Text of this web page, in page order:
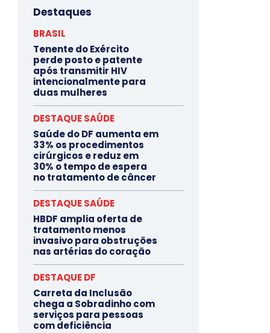
Destaques
BRASIL
Tenente do Exército
perde posto e patente
após transmitir HIV
intencionalmente para
duas mulheres
DESTAQUE SAÚDE
Saúde do DF aumenta em
33% os procedimentos
cirúrgicos e reduz em
30% o tempo de espera
no tratamento de câncer
DESTAQUE SAÚDE
HBDF amplia oferta de
tratamento menos
invasivo para obstruções
nas artérias do coração
DESTAQUE DF
Carreta da Inclusão
chega a Sobradinho com
serviços para pessoas
com deficiência